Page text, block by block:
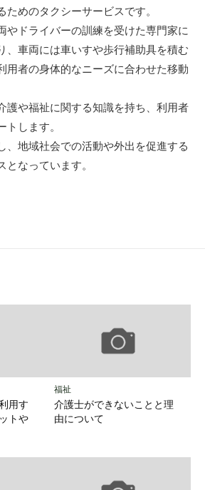
めのタクシーサービスです。
やドライバーの訓練を受けた専門家に
、車両には車いすや歩行補助具を積む
用者の身体的なニーズに合わせた移動
護や福祉に関する知識を持ち、利用者
します。
、地域社会での活動や外出を促進する
なっています。
用す
トや
福祉
介護士ができないことと理
由について